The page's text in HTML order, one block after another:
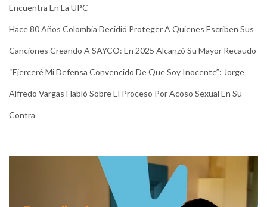
Encuentra En La UPC
Hace 80 Años Colombia Decidió Proteger A Quienes Escriben Sus
Canciones Creando A SAYCO: En 2025 Alcanzó Su Mayor Recaudo
“Ejerceré Mi Defensa Convencido De Que Soy Inocente”: Jorge
Alfredo Vargas Habló Sobre El Proceso Por Acoso Sexual En Su
Contra